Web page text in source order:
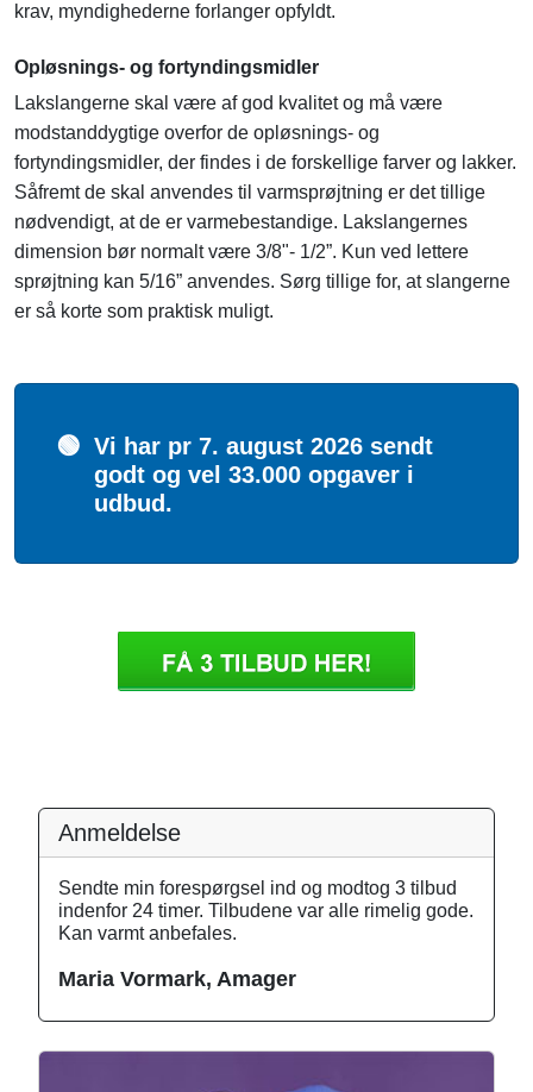
krav, myndighederne forlanger opfyldt.
Opløsnings- og fortyndingsmidler
Lakslangerne skal være af god kvalitet og må være
modstanddygtige overfor de opløsnings- og
fortyndingsmidler, der findes i de forskellige farver og lakker.
Såfremt de skal anvendes til varmsprøjtning er det tillige
nødvendigt, at de er varmebestandige. Lakslangernes
dimension bør normalt være 3/8"- 1/2”. Kun ved lettere
sprøjtning kan 5/16” anvendes. Sørg tillige for, at slangerne
er så korte som praktisk muligt.
🟢 Vi har pr 7. august 2026 sendt
godt og vel 33.000 opgaver i
udbud.
Anmeldelse
Sendte min forespørgsel ind og modtog 3 tilbud
indenfor 24 timer. Tilbudene var alle rimelig gode.
Kan varmt anbefales.
Maria Vormark, Amager